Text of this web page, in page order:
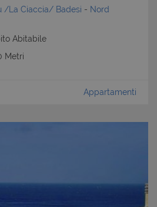
/La Ciaccia/ Badesi - Nord
Abitabile
Metri
Appartamenti